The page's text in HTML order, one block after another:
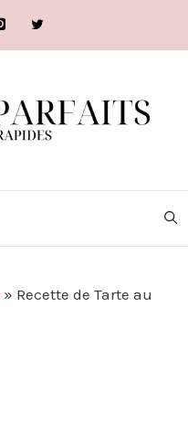
» Recette de Tarte au